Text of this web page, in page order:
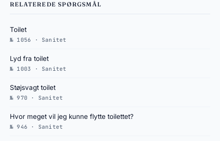
RELATEREDE SPØRGSMÅL
Toilet
№ 1056 · Sanitet
Lyd fra toilet
№ 1003 · Sanitet
Støjsvagt toilet
№ 970 · Sanitet
Hvor meget vil jeg kunne flytte toilettet?
№ 946 · Sanitet